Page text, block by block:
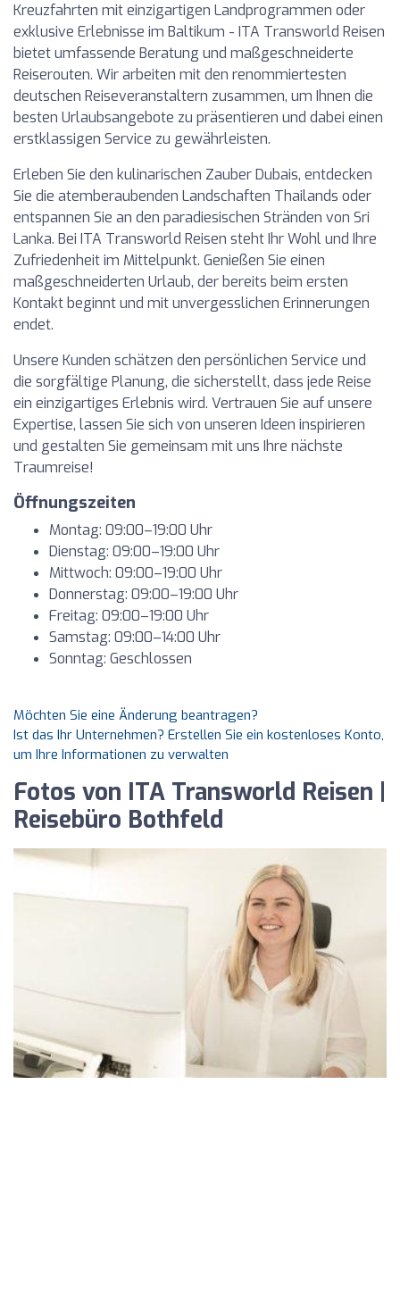
Kreuzfahrten mit einzigartigen Landprogrammen oder
exklusive Erlebnisse im Baltikum - ITA Transworld Reisen
bietet umfassende Beratung und maßgeschneiderte
Reiserouten. Wir arbeiten mit den renommiertesten
deutschen Reiseveranstaltern zusammen, um Ihnen die
besten Urlaubsangebote zu präsentieren und dabei einen
erstklassigen Service zu gewährleisten.
Erleben Sie den kulinarischen Zauber Dubais, entdecken
Sie die atemberaubenden Landschaften Thailands oder
entspannen Sie an den paradiesischen Stränden von Sri
Lanka. Bei ITA Transworld Reisen steht Ihr Wohl und Ihre
Zufriedenheit im Mittelpunkt. Genießen Sie einen
maßgeschneiderten Urlaub, der bereits beim ersten
Kontakt beginnt und mit unvergesslichen Erinnerungen
endet.
Unsere Kunden schätzen den persönlichen Service und
die sorgfältige Planung, die sicherstellt, dass jede Reise
ein einzigartiges Erlebnis wird. Vertrauen Sie auf unsere
Expertise, lassen Sie sich von unseren Ideen inspirieren
und gestalten Sie gemeinsam mit uns Ihre nächste
Traumreise!
Öffnungszeiten
Montag: 09:00–19:00 Uhr
Dienstag: 09:00–19:00 Uhr
Mittwoch: 09:00–19:00 Uhr
Donnerstag: 09:00–19:00 Uhr
Freitag: 09:00–19:00 Uhr
Samstag: 09:00–14:00 Uhr
Sonntag: Geschlossen
Möchten Sie eine Änderung beantragen?
Ist das Ihr Unternehmen? Erstellen Sie ein kostenloses Konto,
um Ihre Informationen zu verwalten
Fotos von ITA Transworld Reisen |
Reisebüro Bothfeld